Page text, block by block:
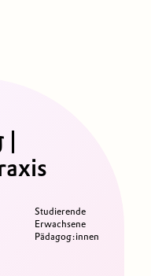
|
Studierende
Erwachsene
Pädagog:innen